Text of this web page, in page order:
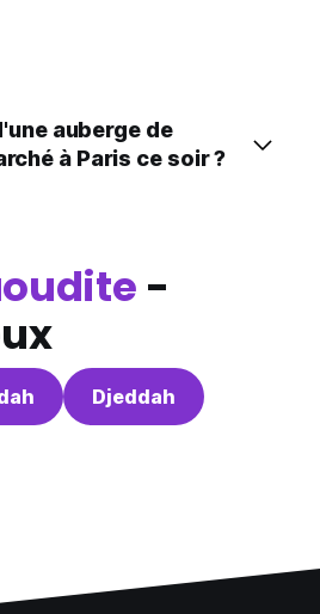
auberge de
à Paris ce soir ?
-
Djeddah